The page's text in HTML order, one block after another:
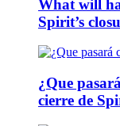
What will
Spirit’s
¿Que
cierre de